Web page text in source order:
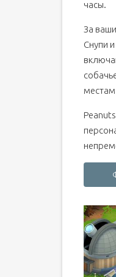
часы.
За
Снупи